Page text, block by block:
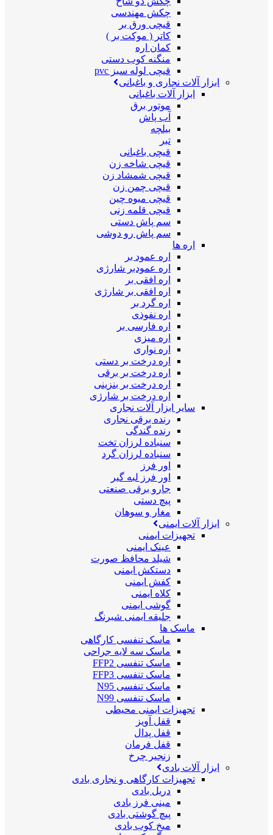
چکش مهندسی
قیچی ورق بر
کاتر ( موکت بر )
کمان اره
منگنه کوب دستی
قیچی لوله سبز pvc
ابزار آلات نجاری و باغبانی
ابزار آلات باغبانی
موتور برق
آب پاش
بیلچه
تبر
قیچی باغبانی
قیچی شاخه زن
قیچی شمشاد زن
قیچی چمن زن
قیچی میوه چین
قیچی قلمه زنی
سم پاش دستی
سم پاش رو دوشی
اره ها
اره عمود بر
اره عمودبر شارژی
اره افقی بر
اره افقی بر شارژی
اره گرد بر
اره نفوذی
اره فارسی بر
اره میزی
اره نواری
اره درخت بر دستی
اره درخت بر برقی
اره درخت بر بنزینی
اره درخت بر شارژی
سایر ابزار آلات نجاری
رنده برقی نجاری
رنده گندگی
سنباده لرزان تخت
سنباده لرزان گرد
اور فرز
اور فرز لبه گیر
جارو برقی صنعتی
پیچ دستی
مغار و سوهان
ابزار آلات ایمنی
تجهیزات ایمنی
عینک ایمنی
شیلد محافظ صورت
دستکش ایمنی
کفش ایمنی
کلاه ایمنی
گوشی ایمنی
جلیقه ایمنی شبرنگ
ماسک ها
ماسک تنفسی کارگاهی
ماسک سه لایه جراحی
ماسک تنفسی FFP2
ماسک تنفسی FFP3
ماسک تنفسی N95
ماسک تنفسی N99
تجهیزات ایمنی محیطی
قفل آویز
قفل پدال
قفل فرمان
زنجیر چرخ
ابزار آلات بادی
تجهیزات کارگاهی و نجاری بادی
دریل بادی
مینی فرز بادی
پیچ گوشتی بادی
میخ کوب بادی